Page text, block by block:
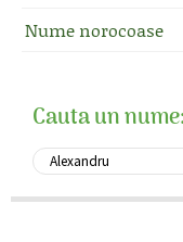
Nume norocoase
Cauta un nume: